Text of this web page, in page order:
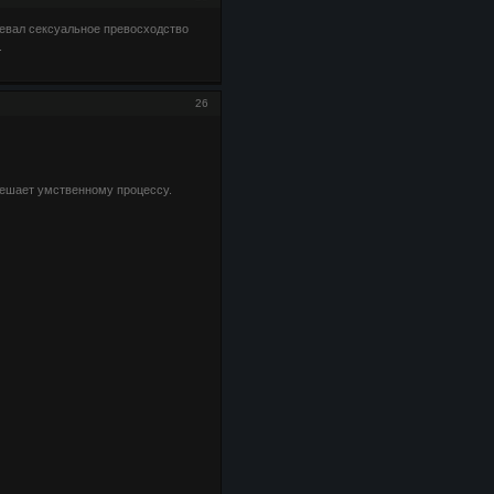
сексуальное превосходство
26
умственному процессу.